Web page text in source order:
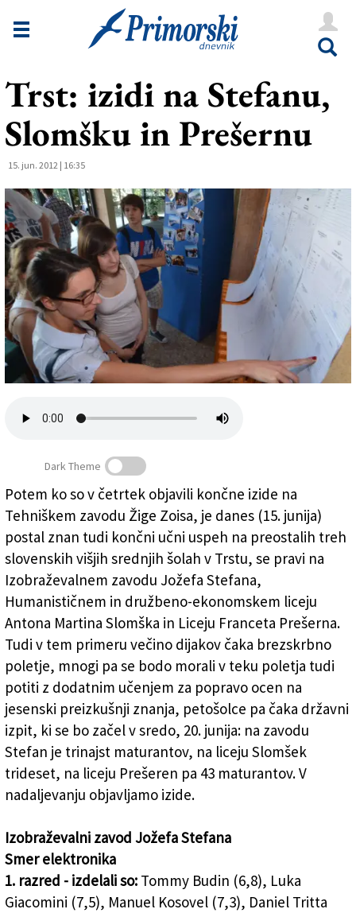
Novice
Goriška
Kultura
Še
Vreme
V Kioskih
Uredništvo
Oglasi
Založnik
Trst: izidi na Stefanu,
Slomšku in Prešernu
15. jun. 2012 | 16:35
Trst: izidi na Stefanu, Slomšku in Prešernu
Dark Theme
Potem ko so v četrtek objavili končne izide na
Tehniškem zavodu Žige Zoisa, je danes (15. junija)
postal znan tudi končni učni uspeh na preostalih treh
slovenskih višjih srednjih šolah v Trstu, se pravi na
Izobraževalnem zavodu Jožefa Stefana,
Humanističnem in družbeno-ekonomskem liceju
Antona Martina Slomška in Liceju Franceta Prešerna.
Tudi v tem primeru večino dijakov čaka brezskrbno
poletje, mnogi pa se bodo morali v teku poletja tudi
potiti z dodatnim učenjem za popravo ocen na
jesenski preizkušnji znanja, petošolce pa čaka državni
izpit, ki se bo začel v sredo, 20. junija: na zavodu
Stefan je trinajst maturantov, na liceju Slomšek
trideset, na liceju Prešeren pa 43 maturantov. V
nadaljevanju objavljamo izide.
Izobraževalni zavod Jožefa Stefana
Smer elektronika
1. razred - izdelali so: Tommy Budin (6,8), Luka
Giacomini (7,5), Manuel Kosovel (7,3), Daniel Tritta